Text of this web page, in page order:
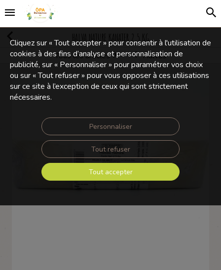
HALVA NATURE KANATER 2,5 KG
Tous les articles
Confiseries
Halvas
Touchez pour zoomer
Cliquez sur « Tout accepter » pour consentir à l'utilisation de
cookies à des fins d’analyse et personnalisation de
publicité, sur « Personnaliser » pour paramétrer vos choix
ou sur « Tout refuser » pour vous opposer à ces utilisations
sur ce site à l’exception de ceux qui sont strictement
nécessaires.
Personnaliser
Tout refuser
Tout accepter